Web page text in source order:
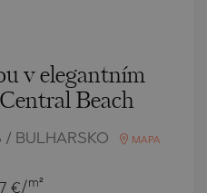
v elegantním
Beach
/ BULHARSKO MAPA
€/ m²